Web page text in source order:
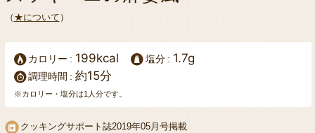
（ ★について ）
カロリー 199kcal 塩分 1.7g
調理時間 約15分
※カロリー・塩分は1人分です。
クッキングサポート誌2019年05月号掲載